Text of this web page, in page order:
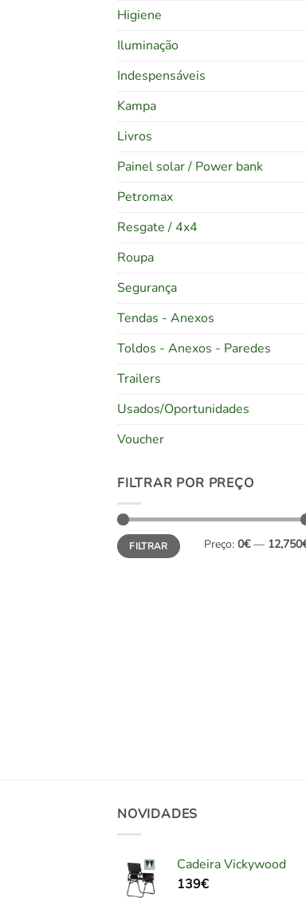
Higiene
Iluminação
Indespensáveis
Kampa
Livros
Painel solar / Power bank
Petromax
Resgate / 4x4
Roupa
Segurança
Tendas - Anexos
Toldos - Anexos - Paredes
Trailers
Usados/Oportunidades
Voucher
FILTRAR POR PREÇO
Preço
mínimo
Preço
máximo
FILTRAR Preço: 0€—
NOVIDADES
Cadeira Vickywood
139€